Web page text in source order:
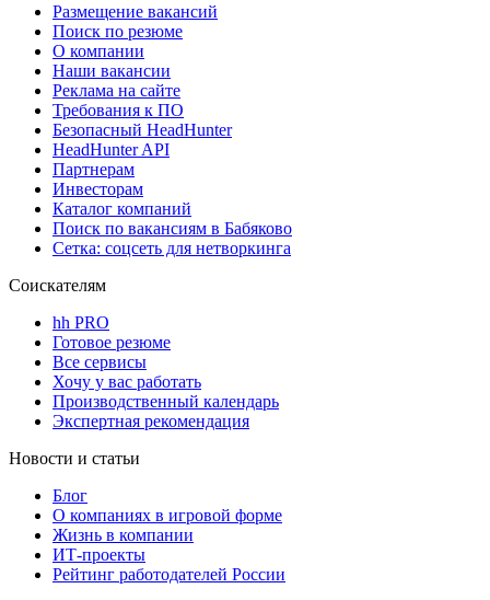
Размещение вакансий
Поиск по резюме
О компании
Наши вакансии
Реклама на сайте
Требования к ПО
Безопасный HeadHunter
HeadHunter API
Партнерам
Инвесторам
Каталог компаний
Поиск по вакансиям в Бабяково
Сетка: соцсеть для нетворкинга
Соискателям
hh PRO
Готовое резюме
Все сервисы
Хочу у вас работать
Производственный календарь
Экспертная рекомендация
Новости и статьи
Блог
О компаниях в игровой форме
Жизнь в компании
ИТ-проекты
Рейтинг работодателей России